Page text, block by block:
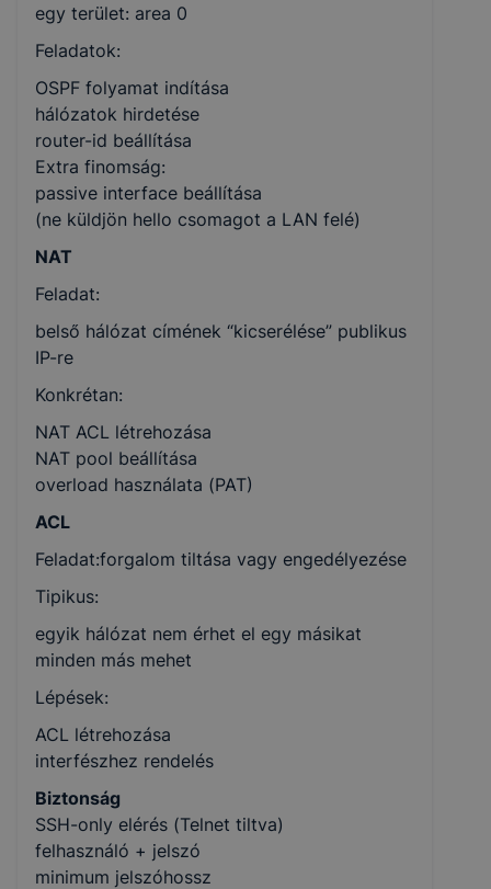
egy terület: area 0
Feladatok:
OSPF folyamat indítása
hálózatok hirdetése
router-id beállítása
Extra finomság:
passive interface beállítása
(ne küldjön hello csomagot a LAN felé)
NAT
Feladat:
belső hálózat címének “kicserélése” publikus
IP-re
Konkrétan:
NAT ACL létrehozása
NAT pool beállítása
overload használata (PAT)
ACL
Feladat:forgalom tiltása vagy engedélyezése
Tipikus:
egyik hálózat nem érhet el egy másikat
minden más mehet
Lépések:
ACL létrehozása
interfészhez rendelés
Biztonság
SSH-only elérés (Telnet tiltva)
felhasználó + jelszó
minimum jelszóhossz